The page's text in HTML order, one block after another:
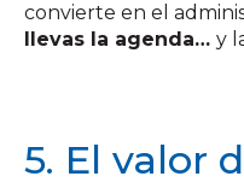
convierte en el
llevas la agenda… y
5. El valor